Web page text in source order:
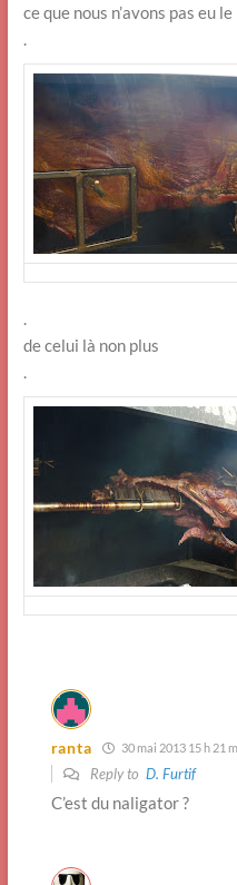
ce que nous n’avons pas eu
.
.
de celui là non plus
.
ranta 30 mai 2013 15 h 21
Reply to D. Furtif
C’est du naligator ?